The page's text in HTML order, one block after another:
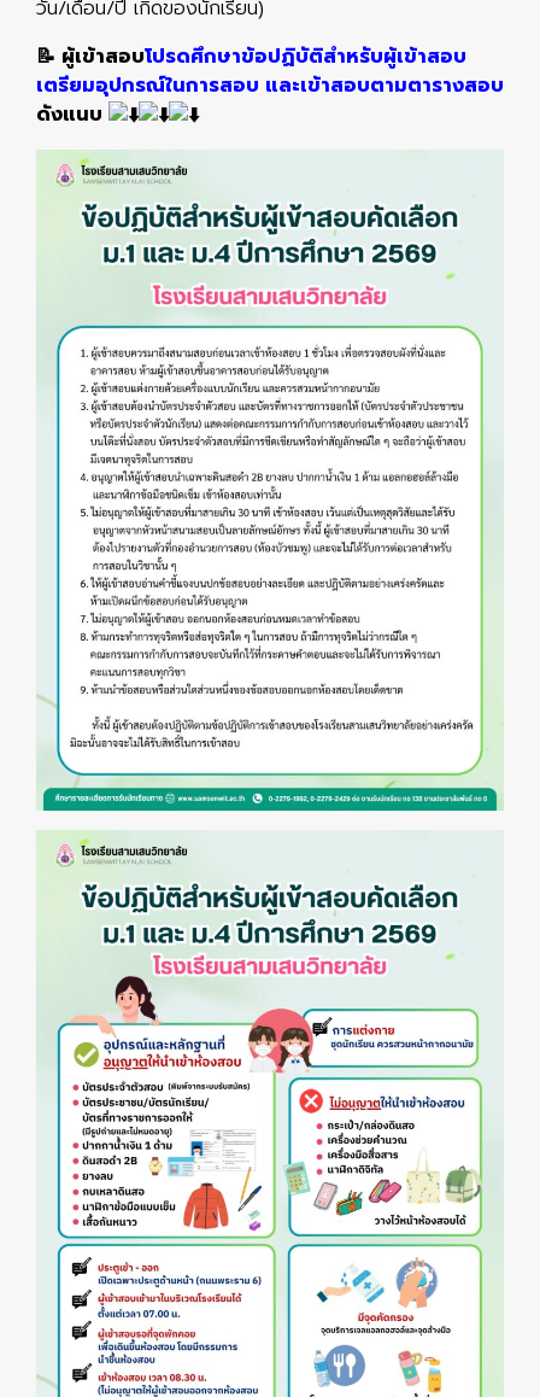
วัน/เดือน/ปี เกิดของนักเรียน)
📝 ผู้เข้าสอบโปรดศึกษาข้อปฏิบัติสำหรับผู้เข้าสอบ
เตรียมอุปกรณ์ในการสอบ และเข้าสอบตามตารางสอบ
ดังแนบ